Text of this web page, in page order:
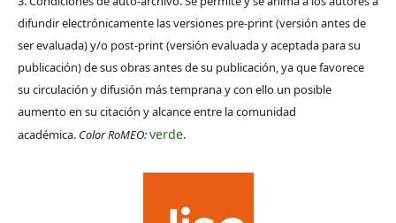
difundir electrónicamente las versiones pre-print (versión antes de
ser evaluada) y/o post-print (versión evaluada y aceptada para su
publicación) de sus obras antes de su publicación, ya que favorece
su circulación y difusión más temprana y con ello un posible
aumento en su citación y alcance entre la comunidad
académica. Color RoMEO:verde.